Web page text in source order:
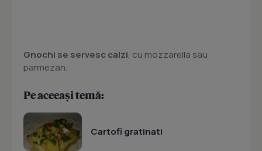
Gnochi se servesc calzi, cu mozzarella sau
parmezan.
Pe aceeași temă:
Cartofi gratinati